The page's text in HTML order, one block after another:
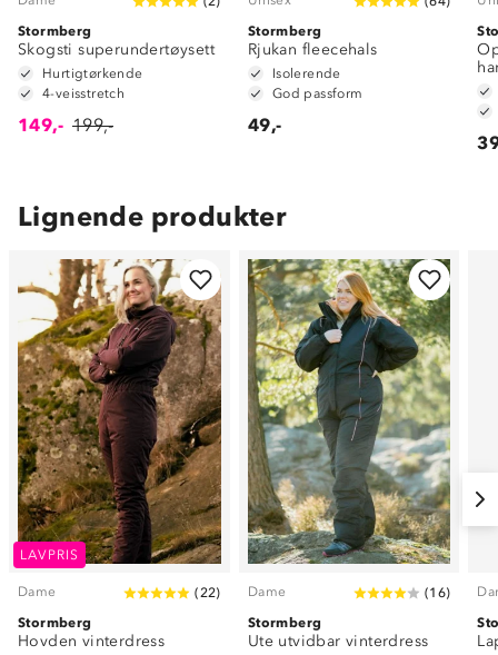
Stormberg
Skogsti superundertøysett
Hurtigtørkende
4-veisstretch
149,- 199,-
Stormberg
Rjukan fleecehals
Isolerende
God passform
49,-
Lignende produkter
LAVPRIS
Dame ( 22)
Stormberg
Hovden vinterdress
Dame (16)
Stormberg
Ute utvidbar vinterdress